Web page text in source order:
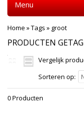
Menu
Home »Tags » groot
PRODUCTEN
Vergelijk
Sorteren op:
0 Producten